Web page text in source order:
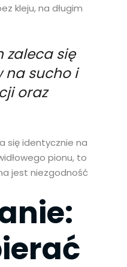
kleju, na długim
zaleca się
na sucho i
oraz
się identycznie na
pionu, to
jest niezgodność